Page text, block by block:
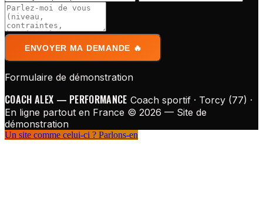
ENVOYER MA DEMANDE 🔥
Formulaire de démonstration
COACH ALEX — PERFORMANCE Coach sportif · Torcy (77) ·
En ligne partout en France © 2026 — Site de
démonstration
Un site comme celui-ci ? Parlons-en